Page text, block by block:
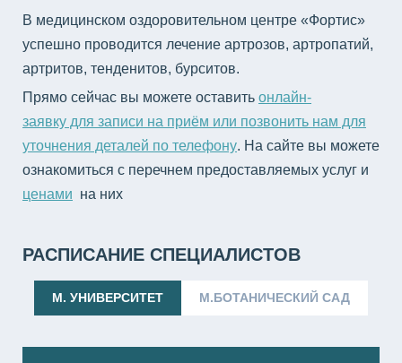
В медицинском оздоровительном центре «Фортис»
успешно проводится лечение артрозов, артропатий,
артритов, тенденитов, бурситов.
Прямо сейчас вы можете оставить онлайн-
заявку для записи на приём или позвонить нам для
уточнения деталей по телефону . На сайте вы можете
ознакомиться с перечнем предоставляемых услуг и
ценами на них
РАСПИСАНИЕ СПЕЦИАЛИСТОВ
М. УНИВЕРСИТЕТ М.БОТАНИЧЕСКИЙ САД